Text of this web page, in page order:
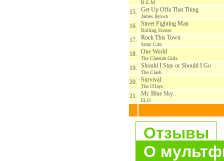
R.E.M.
15. Get Up Offa That Thing
James Brown
16. Street Fighting Man
Rolling Stones
17. Rock This Town
Stray Cats
18. One World
The Cheetah Girls
19. Should I Stay or Should I Go
The Clash
20. Survival
The O'Jays
21. Mr. Blue Sky
ELO
Отзывы
О